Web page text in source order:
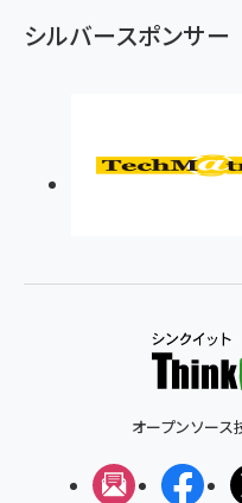
シルバースポンサー
オープンソー
メルマガ